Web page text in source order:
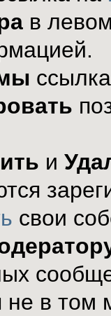
в
и
свои
в том